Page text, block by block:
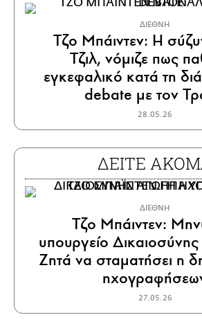
ΔΙΕΘΝΗ
Τζο Μπάιντεν: Η
Τζιλ, νόμιζε πως
εγκεφαλικό κατά τη
debate με τον
28.05.26
ΔΕΙΤΕ
ΔΙΕΘΝΗ
Τζο Μπάιντεν:
υπουργείο
Ζητά να σταματήσει η
27.05.26